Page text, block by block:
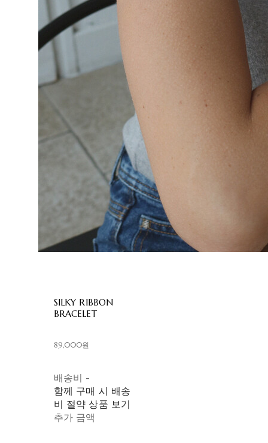
SILKY RIBBON
BRACELET
89,000원
배송비 -
함께 구매 시 배송
비 절약 상품 보기
추가 금액